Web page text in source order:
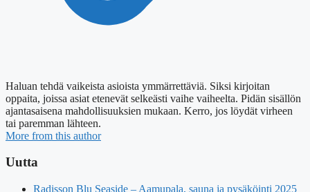
Haluan tehdä vaikeista asioista ymmärrettäviä. Siksi kirjoitan
oppaita, joissa asiat etenevät selkeästi vaihe vaiheelta. Pidän sisällön
ajantasaisena mahdollisuuksien mukaan. Kerro, jos löydät virheen
tai paremman lähteen.
More from this author
Uutta
Radisson Blu Seaside – Aamupala, sauna ja pysäköinti 2025